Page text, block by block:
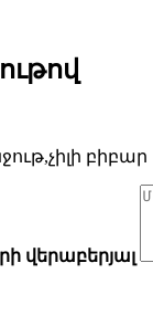
բիբար
վերաբերյալ